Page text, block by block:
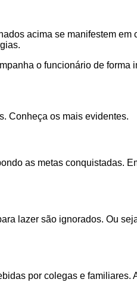
acima se manifestem
o funcionário de forma
Conheça os mais evidentes.
as metas conquistadas.
lazer são ignorados. Ou
por colegas e